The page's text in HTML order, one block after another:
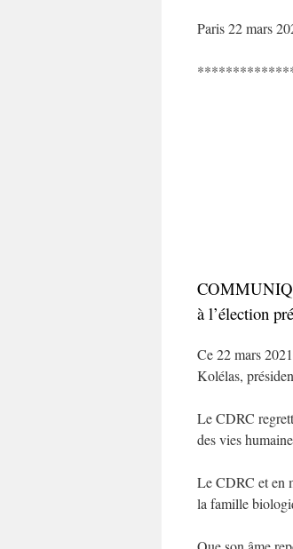
Paris 22 mars
à l’élection
Ce 22 mars
Kolélas,
Le CDRC
des vies
Le CDRC et en
la famille